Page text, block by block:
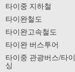
타이중 지하철
타이완철도
타이완고속철도
타이완 버스투어
타이중 관광버스/타
싱